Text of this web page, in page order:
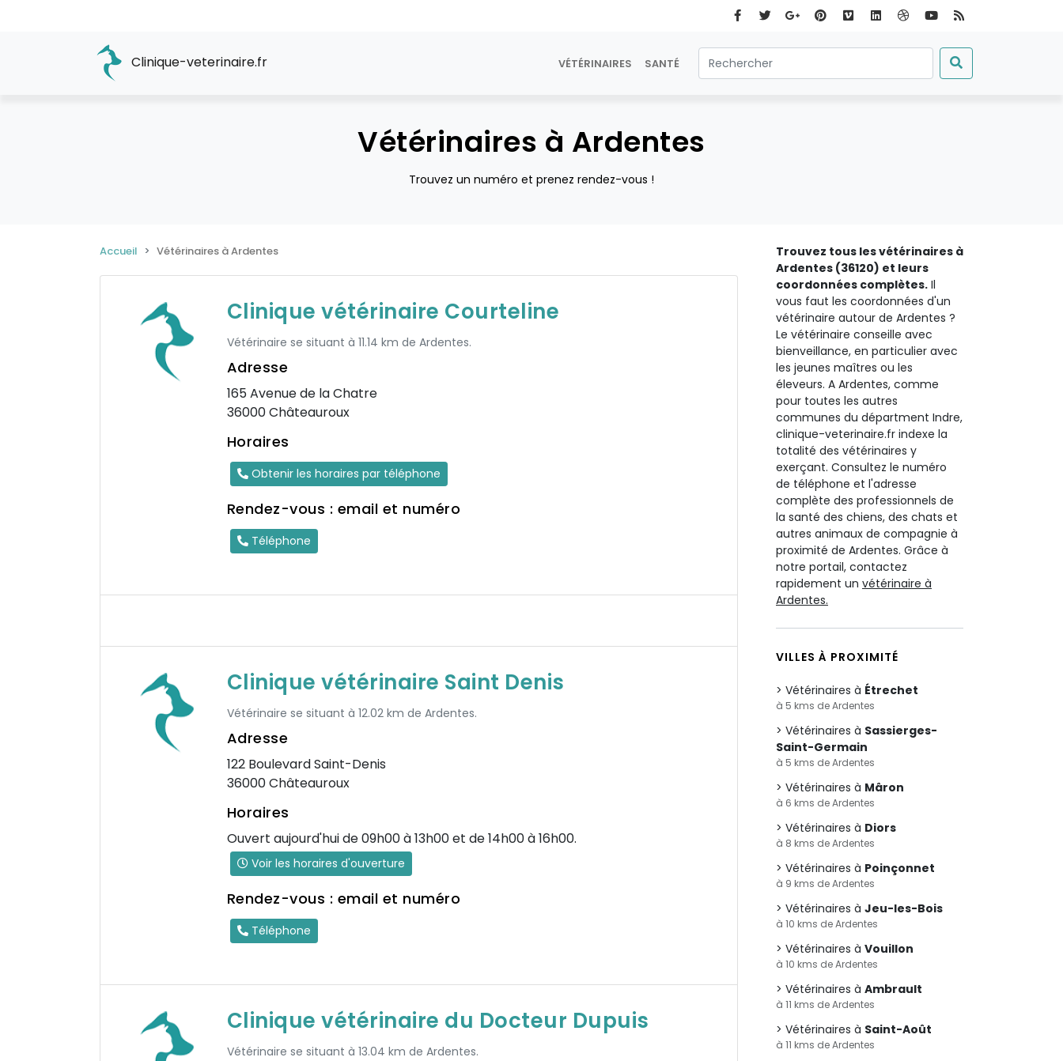
Clinique-veterinaire.fr VÉTÉRINAIRES SANTÉ
Vétérinaires à Ardentes
Trouvez un numéro et prenez rendez-vous !
Accueil Vétérinaires à Ardentes
Clinique vétérinaire Courteline
Vétérinaire se situant à 11.14 km de Ardentes.
Adresse
165 Avenue de la Chatre
36000 Châteauroux
Horaires
Obtenir les horaires par téléphone
Rendez-vous : email et numéro
Téléphone
Clinique vétérinaire Saint Denis
Vétérinaire se situant à 12.02 km de Ardentes.
Adresse
122 Boulevard Saint-Denis
36000 Châteauroux
Horaires
Ouvert aujourd'hui de 09h00 à 13h00 et de 14h00 à 16h00.
Voir les horaires d'ouverture
Rendez-vous : email et numéro
Téléphone
Clinique vétérinaire du Docteur Dupuis
Vétérinaire se situant à 13.04 km de Ardentes.
Trouvez tous les vétérinaires à
Ardentes (36120) et leurs
coordonnées complètes. Il
vous faut les coordonnées d'un
vétérinaire autour de Ardentes ?
Le vétérinaire conseille avec
bienveillance, en particulier avec
les jeunes maîtres ou les
éleveurs. A Ardentes, comme
pour toutes les autres
communes du départment Indre,
clinique-veterinaire.fr indexe la
totalité des vétérinaires y
exerçant. Consultez le numéro
de téléphone et l'adresse
complète des professionnels de
la santé des chiens, des chats et
autres animaux de compagnie à
proximité de Ardentes. Grâce à
notre portail, contactez
rapidement un vétérinaire à
Ardentes.
VILLES À PROXIMITÉ
Vétérinaires à Étrechet
à 5 kms de Ardentes
Vétérinaires à Sassierges-
Saint-Germain
à 5 kms de Ardentes
Vétérinaires à Mâron
à 6 kms de Ardentes
Vétérinaires à Diors
à 8 kms de Ardentes
Vétérinaires à Poinçonnet
à 9 kms de Ardentes
Vétérinaires à Jeu-les-Bois
à 10 kms de Ardentes
Vétérinaires à Vouillon
à 10 kms de Ardentes
Vétérinaires à Ambrault
à 11 kms de Ardentes
Vétérinaires à Saint-Août
à 11 kms de Ardentes